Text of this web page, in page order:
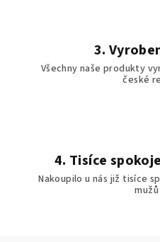
3.
Všechny naše produkty
české
4. Tisíce
Nakoupilo u nás již tisíce